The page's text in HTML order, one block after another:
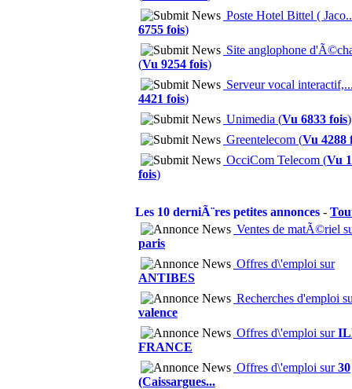
Poste Hotel Bittel (
6755 fois)
Site anglophone
(Vu 9254 fois)
Serveur vocal
4421 fois)
Unimedia (Vu 6833 fois)
Greentelecom (Vu 4288
OcciCom Telecom (Vu
fois)
Les 10 derniÃ¨res petites annonces -
Ventes de matÃ©riel
paris
Offres d\'emploi sur
ANTIBES
Recherches d'emploi
valence
Offres d\'emploi sur
FRANCE
Offres d\'emploi sur30
(Caissargues...